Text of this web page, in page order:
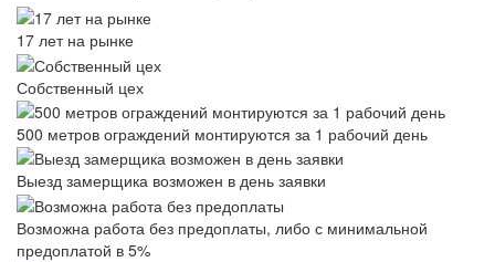
17 лет на рынке
Собственный цех
500 метров ограждений монтируются за 1 рабочий день
Выезд замерщика возможен в день заявки
Возможна работа без предоплаты, либо с минимальной
предоплатой в 5%